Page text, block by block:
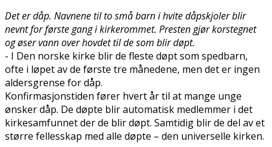
Det er dåp. Navnene til to små barn i hvite dåpskjoler blir
nevnt for første gang i kirkerommet. Presten gjør korstegnet
og øser vann over hovdet til de som blir døpt.
- I Den norske kirke blir de fleste døpt som spedbarn,
ofte i løpet av de første tre månedene, men det er ingen
aldersgrense for dåp.
Konfirmasjonstiden fører hvert år til at mange unge
ønsker dåp. De døpte blir automatisk medlemmer i det
kirkesamfunnet der de blir døpt. Samtidig blir de del av et
større fellesskap med alle døpte – den universelle kirken.